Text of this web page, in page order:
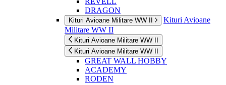
DRAGON
Kituri Avioane Militare WW II
Kituri Avioane
Militare WW II
Kituri Avioane Militare WW II
Kituri Avioane Militare WW II
GREAT WALL HOBBY
ACADEMY
RODEN